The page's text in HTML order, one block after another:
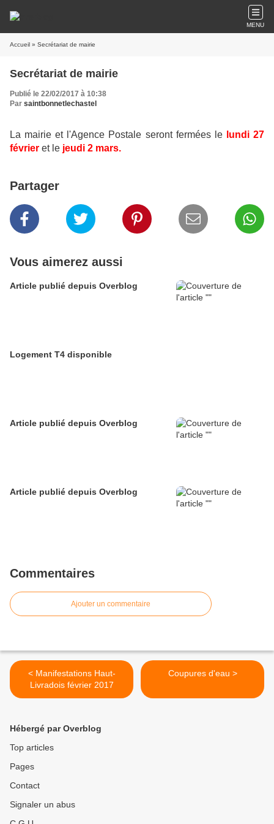
MENU
Accueil » Secrétariat de mairie
Secrétariat de mairie
Publié le 22/02/2017 à 10:38
Par saintbonnetlechastel
La mairie et l'Agence Postale seront fermées le
lundi 27
février et le jeudi 2 mars.
Partager
Vous aimerez aussi
Article publié depuis Overblog
Logement T4 disponible
Article publié depuis Overblog
Article publié depuis Overblog
Commentaires
Ajouter un commentaire
< Manifestations Haut-
Livradois février 2017
Coupures d'eau >
Hébergé par Overblog
Top articles
Pages
Contact
Signaler un abus